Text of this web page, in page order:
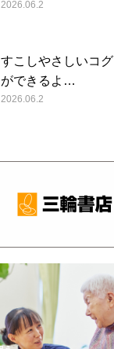
2026.06.2
すこしやさしいコ
ができるよ…
2026.06.2